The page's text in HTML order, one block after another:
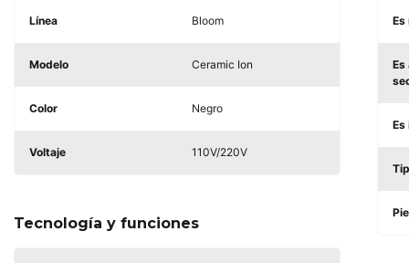
Línea Bloom
Modelo Ceramic Ion
Color Negro
Voltaje 110V/220V
Tecnología y funciones
Es
Es
Es